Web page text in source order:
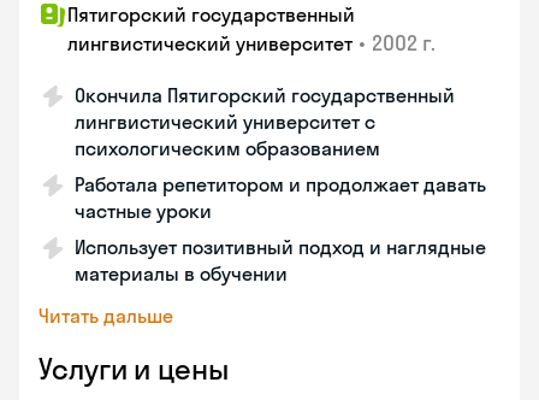
Пятигорский государственный
лингвистический университет • 2002 г.
Окончила Пятигорский государственный
лингвистический университет с
психологическим образованием
Работала репетитором и продолжает давать
частные уроки
Использует позитивный подход и наглядные
материалы в обучении
Читать дальше
Услуги и цены